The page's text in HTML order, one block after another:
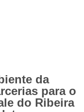
da
para o
do Ribeira